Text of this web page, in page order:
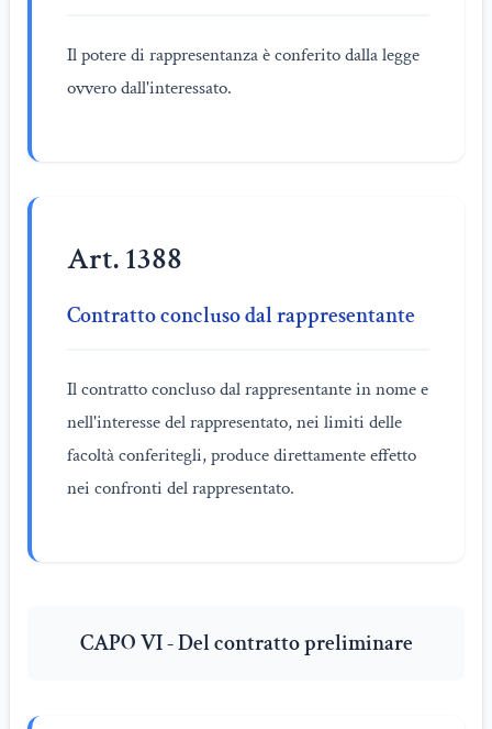
Il potere di rappresentanza è conferito dalla legge
ovvero dall'interessato.
Art. 1388
Contratto concluso dal rappresentante
Il contratto concluso dal rappresentante in nome e
nell'interesse del rappresentato, nei limiti delle
facoltà conferitegli, produce direttamente effetto
nei confronti del rappresentato.
CAPO VI - Del contratto preliminare